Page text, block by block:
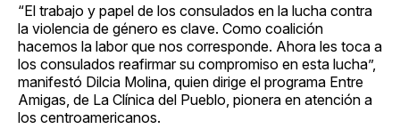
“El trabajo y papel de los consulados en la lucha contra
la violencia de género es clave. Como coalición
hacemos la labor que nos corresponde. Ahora les toca a
los consulados reafirmar su compromiso en esta lucha”,
manifestó Dilcia Molina, quien dirige el programa Entre
Amigas, de La Clínica del Pueblo, pionera en atención a
los centroamericanos.